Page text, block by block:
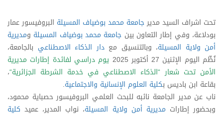
تحت اشراف السيد مديرجامعة محمد بوضياف المسيلة البروفيسور عمار
بودلاعة، وفي إطار التعاون بين جامعة محمد بوضياف المسيلة ومديرية
أمن ولاية المسيلة، وبالتنسيق معدار الذكاء الاصطناعي بالجامعة،
نُظّم اليوم الإثنين 27 أكتوبر 2025
يوم دراسي لفائدة إطارات مديرية
الأمن تحت شعار “الذكاء الاصطناعي في خدمة الشرطة الجزائرية“،
بقاعة ابن باديس بكلية العلوم الإنسانية والاجتماعية.
ناب عن مدير الجامعة نائبه للبحث العلمي البروفيسور حصباية محمود،
وبحضور إطارات مديرية أمن ولاية المسيلة، نواب المدير، عميد كلية